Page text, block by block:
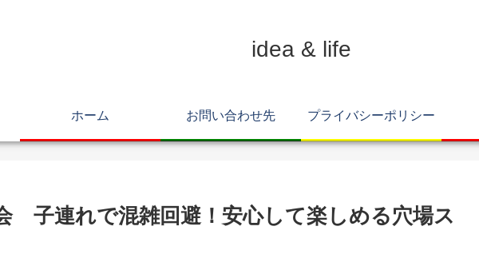
idea & life
ホーム お問い合わせ先 プライバシーポリシー
子連れで混雑回避！安心して楽しめる穴場ス